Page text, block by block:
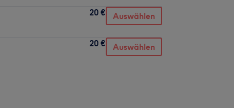
20 € Auswählen
20 € Auswählen